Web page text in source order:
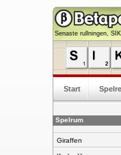
Senaste rullningen,
Start
Spelrum
Giraffen